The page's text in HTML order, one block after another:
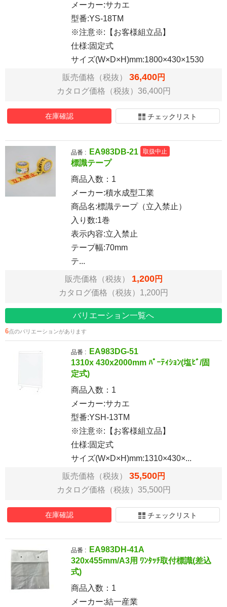
メーカー:サカエ
型番:YS-18TM
※注意※:【お客様組立品】
仕様:固定式
サイズ(W×D×H)mm:1800×430×1530
販売価格（税抜） 36,400円
カタログ価格（税抜）36,400円
在庫確認 チェックリスト
品番 : EA983DB-21 取扱中止
標識テープ
商品入数： 1
メーカー:積水成型工業
商品名:標識テープ（立入禁止）
入り数:1巻
表示内容:立入禁止
テープ幅:70mm
テ...
販売価格（税抜） 1,200円
カタログ価格（税抜）1,200円
バリエーション一覧へ
6点のバリエーションがあります
品番 :
EA983DG-51
1310x 430x2000mm ﾊﾟｰﾃｨｼｮﾝ(塩ﾋﾞ/固
定式)
商品入数： 1
メーカー:サカエ
型番:YSH-13TM
※注意※:【お客様組立品】
仕様:固定式
サイズ(W×D×H)mm:1310×430×...
販売価格（税抜） 35,500円
カタログ価格（税抜）35,500円
在庫確認 チェックリスト
品番 :
EA983DH-41A
320x455mm/A3用 ﾜﾝﾀｯﾁ取付標識(差込
式)
商品入数： 1
メーカー:結一産業